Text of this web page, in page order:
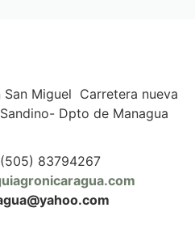
(505) 83794267
San Miguel Carretera nueva
Dpto de Managua